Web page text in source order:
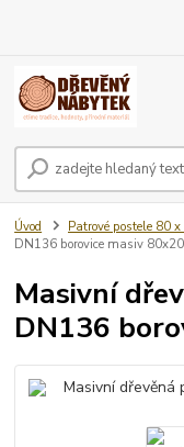
Úvod Patrové postele 80
DN136 borovice masiv
Masivní
DN136